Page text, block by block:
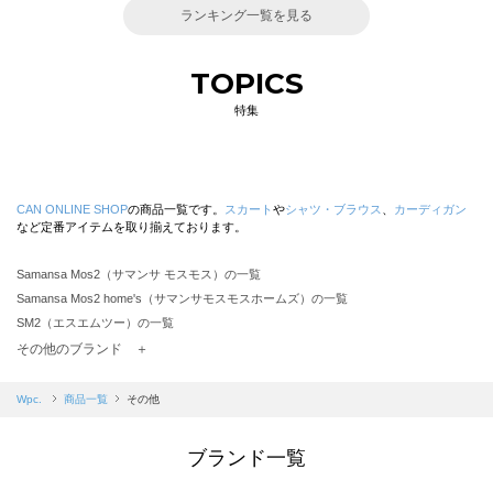
ランキング一覧を見る
TOPICS
特集
CAN ONLINE SHOPの商品一覧です。 スカート やシャツ・ブラウス
カーディガン
など定番アイテムを取り揃えております。
Samansa Mos2（サマンサ モスモス）の一覧
Samansa Mos2 home's（サマンサモスモスホームズ）の一覧
SM2（エスエムツー）の一覧
TSUHARU by Samansa Mos2（ツハルバイサマンサモスモス）の一覧
Samansa Mos2 blue（サマンサモスモス ブルー）の一覧
その他のブランド ＋
Wpc. 商品一覧 その他
ブランド一覧